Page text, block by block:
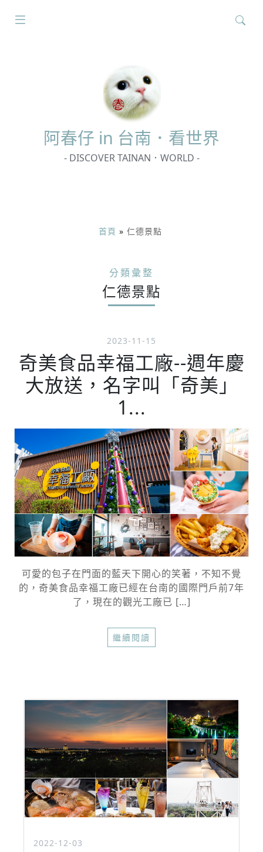
阿春仔 in 台南．看世界
- DISCOVER TAINAN．WORLD -
首頁 » 仁德景點
分類彙整
仁德景點
2023-11-15
奇美食品幸福工廠--週年慶
大放送，名字叫「奇美」
1...
可愛的包子在門面的藍天下開心的笑著，不知不覺
的，奇美食品幸福工廠已經在台南的國際門戶前7年
了，現在的觀光工廠已 […]
繼續閱讀
2022-12-03